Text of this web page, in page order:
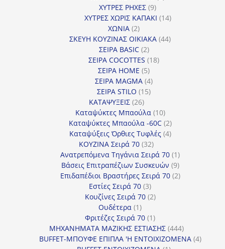
ΧΥΤΡΕΣ ΡΗΧΕΣ 99
προϊόντα
ΧΥΤΡΕΣ ΧΩΡΙΣ ΚΑΠΑΚΙ 1414
ΧΩΝΙΑ 22
προϊόντα
ΣΚΕΥΗ ΚΟΥΖΙΝΑΣ ΟΙΚΙΑΚΑ 4444
ΣΕΙΡΑ BASIC 22
προϊόντα
ΣΕΙΡΑ COCOTTES 1818
ΣΕΙΡΑ HOME 55
προϊόντα
ΣΕΙΡΑ MAGMA 44
προϊόντα
ΣΕΙΡΑ STILO 1515
ΚΑΤΑΨΥΞΕΙΣ 2626
προϊόντα
Καταψύκτες Μπαούλα 1010
προϊόντα
Καταψύκτες Μπαούλα -60C 22
προϊόντα
Καταψύξεις Όρθιες Τυφλές 44
ΚΟΥΖΙΝΑ Σειρά 70 3232
προϊόντα
Ανατρεπόμενα Τηγάνια Σειρά 70 11
προϊόν
Βάσεις Επιτραπέζιων Συσκευών 99
προϊόντα
Επιδαπέδιοι Βραστήρες Σειρά 70 22
Εστίες Σειρά 70 33
προϊόντα
Κουζίνες Σειρά 70 22
Ουδέτερα 11
προϊόν
Φριτέζες Σειρά 70 11
προϊόν
ΜΗΧΑΝΗΜΑΤΑ ΜΑΖΙΚΗΣ ΕΣΤΙΑΣΗΣ 444444
προϊόντα
BUFFET-ΜΠΟΥΦΕ ΕΠΙΠΛΑ 'Η ΕΝΤΟΙΧΙΖΟΜΕΝΑ 44